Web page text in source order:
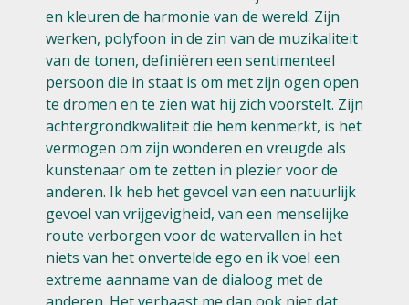
en kleuren de harmonie van de wereld. Zijn
werken, polyfoon in de zin van de muzikaliteit
van de tonen, definiëren een sentimenteel
persoon die in staat is om met zijn ogen open
te dromen en te zien wat hij zich voorstelt. Zijn
achtergrondkwaliteit die hem kenmerkt, is het
vermogen om zijn wonderen en vreugde als
kunstenaar om te zetten in plezier voor de
anderen. Ik heb het gevoel van een natuurlijk
gevoel van vrijgevigheid, van een menselijke
route verborgen voor de watervallen in het
niets van het onvertelde ego en ik voel een
extreme aanname van de dialoog met de